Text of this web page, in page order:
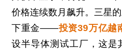
价格连续数月飙升。三星
下重金——投资39万亿越
设半导体测试工厂，这是